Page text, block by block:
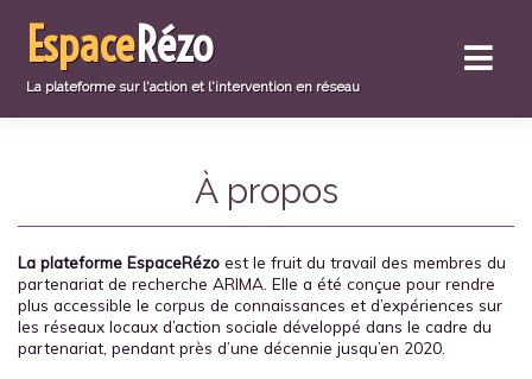
directement
EspaceRézo
La plateforme sur l'action et l'intervention en réseau
À propos
La plateforme EspaceRézo est le fruit du travail des membres du
partenariat de recherche ARIMA. Elle a été conçue pour rendre
plus accessible le corpus de connaissances et d’expériences sur
les réseaux locaux d’action sociale développé dans le cadre du
partenariat, pendant près d’une décennie jusqu’en 2020.